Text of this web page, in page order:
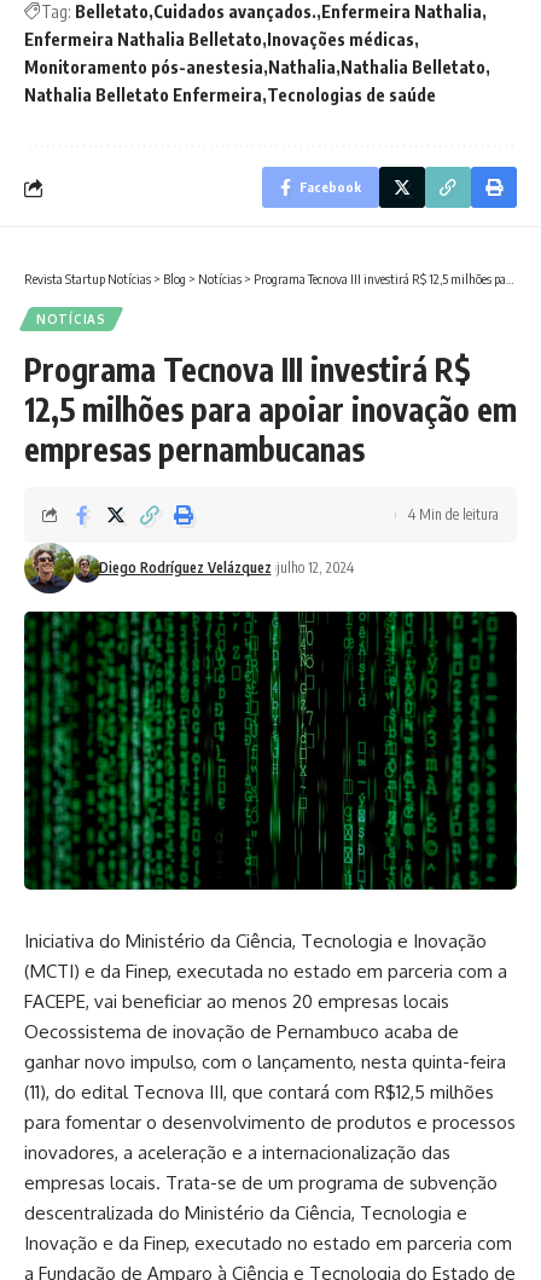
Tag: Belletato Cuidados avançados. Enfermeira Nathalia
Enfermeira Nathalia Belletato Inovações médicas
Monitoramento pós-anestesia Nathalia Nathalia Belletato
Nathalia Belletato Enfermeira Tecnologias de saúde
Facebook
Revista Startup Notícias > Blog > Notícias > Programa Tecnova III investirá R$ 12,5 milhões para apoiar inovação em empresas pernambucanas
NOTÍCIAS
Programa Tecnova III investirá R$
12,5 milhões para apoiar inovação em
empresas pernambucanas
Diego Rodríguez Velázquez julho 12, 2024
4 Min de leitura
Iniciativa do Ministério da Ciência, Tecnologia e Inovação
(MCTI) e da Finep, executada no estado em parceria com a
FACEPE, vai beneficiar ao menos 20 empresas locais
Oecossistema de inovação de Pernambuco acaba de
ganhar novo impulso, com o lançamento, nesta quinta-feira
(11), do edital Tecnova III, que contará com R$12,5 milhões
para fomentar o desenvolvimento de produtos e processos
inovadores, a aceleração e a internacionalização das
empresas locais. Trata-se de um programa de subvenção
descentralizada do Ministério da Ciência, Tecnologia e
Inovação e da Finep, executado no estado em parceria com
a Fundação de Amparo à Ciência e Tecnologia do Estado de